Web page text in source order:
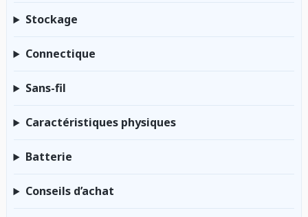
Stockage
Connectique
Sans-fil
Caractéristiques physiques
Batterie
Conseils d’achat